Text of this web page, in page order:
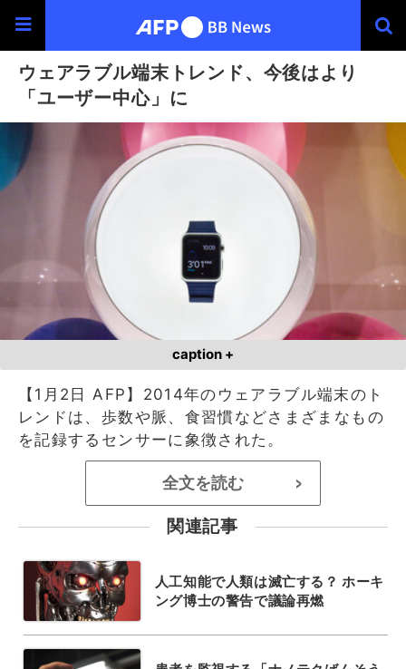
ウェアラブル端末トレンド、今後はより
「ユーザー中心」に
caption +
【1月2日 AFP】2014年のウェアラブル端末のト
レンドは、歩数や脈、食習慣などさまざまなもの
を記録するセンサーに象徴された。
全文を読む >
関連記事
人工知能で人類は滅亡する？ ホーキ
ング博士の警告で議論再燃